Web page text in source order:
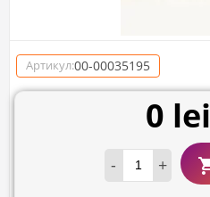
Артикул:00-00035195
0 lei
- +